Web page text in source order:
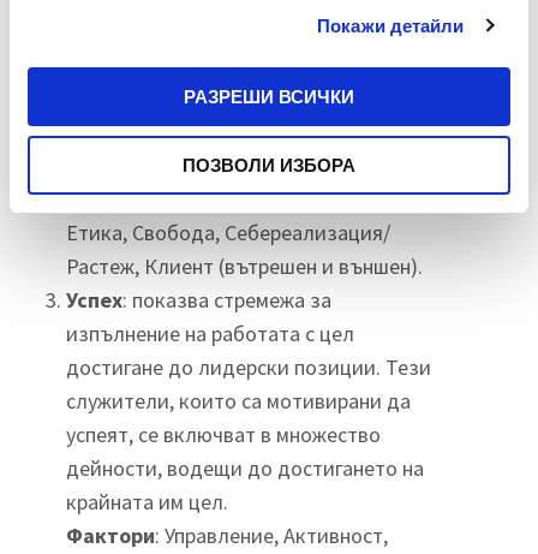
Покажи детайли
РАЗРЕШИ ВСИЧКИ
ПОЗВОЛИ ИЗБОРА
: показва готовността
на служителите да развиват уменията
си докато максимално много се
доближат до цялостното разбиране на
работния процес.
Фактори:Психологически климат,
Етика, Свобода, Себереализация/
Растеж, Клиент (вътрешен и външен).
Успех: показва стремежа за
изпълнение на работата с цел
достигане до лидерски позиции. Тези
служители, които са мотивирани да
успеят, се включват в множество
дейности, водещи до достигането на
крайната им цел.
Фактори: Управление, Активност,